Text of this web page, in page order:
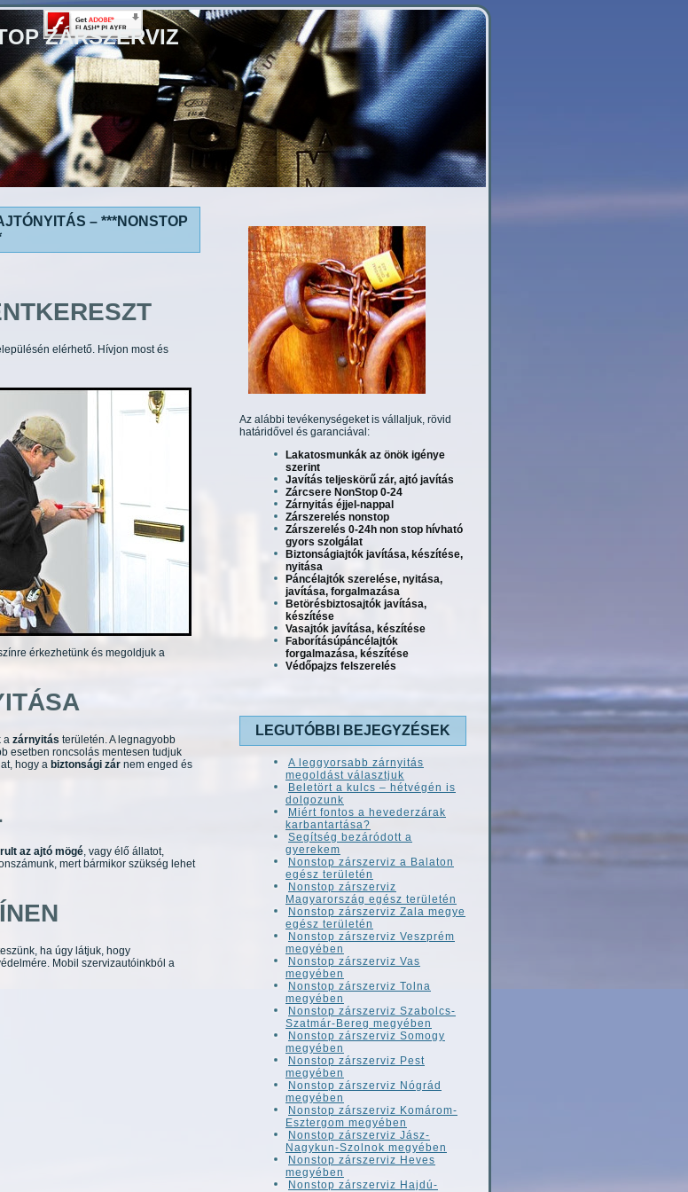
ZÁRSZERVIZ
– ***NONSTOP
elérhető. Hívjon most és
érkezhetünk és megoldjuk a
a zárnyitás területén. A legnagyobb
esetben roncsolás mentesen tudjuk
hogy a biztonsági zár nem enged és
az ajtó mögé, vagy élő állatot,
mert bármikor szükség lehet
ha úgy látjuk, hogy
Mobil szervizautóinkból a
Az alábbi tevékenységeket is vállaljuk, rövid
határidővel és garanciával:
Lakatosmunkák az önök igénye
szerint
Javítás teljeskörű zár, ajtó javítás
Zárcsere NonStop 0-24
Zárnyitás éjjel-nappal
Zárszerelés nonstop
Zárszerelés 0-24h non stop hívható
gyors szolgálat
Biztonságiajtók javítása, készítése,
nyitása
Páncélajtók szerelése, nyitása,
javítása, forgalmazása
Betörésbiztosajtók javítása,
készítése
Vasajtók javítása, készítése
Faborításúpáncélajtók
forgalmazása, készítése
Védőpajzs felszerelés
LEGUTÓBBI BEJEGYZÉSEK
A leggyorsabb zárnyitás
megoldást választjuk
Beletört a kulcs – hétvégén is
dolgozunk
Miért fontos a hevederzárak
karbantartása?
Segítség bezáródott a
gyerekem
Nonstop zárszerviz a Balaton
egész területén
Nonstop zárszerviz
Magyarország egész területén
Nonstop zárszerviz Zala megye
egész területén
Nonstop zárszerviz Veszprém
megyében
Nonstop zárszerviz Vas
megyében
Nonstop zárszerviz Tolna
megyében
Nonstop zárszerviz Szabolcs-
Szatmár-Bereg megyében
Nonstop zárszerviz Somogy
megyében
Nonstop zárszerviz Pest
megyében
Nonstop zárszerviz Nógrád
megyében
Nonstop zárszerviz Komárom-
Esztergom megyében
Nonstop zárszerviz Jász-
Nagykun-Szolnok megyében
Nonstop zárszerviz Heves
megyében
Nonstop zárszerviz Hajdú-